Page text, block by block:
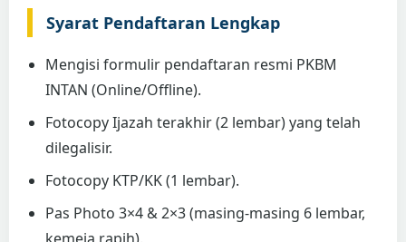
Syarat Pendaftaran Lengkap
Mengisi formulir pendaftaran resmi PKBM
INTAN (Online/Offline).
Fotocopy Ijazah terakhir (2 lembar) yang telah
dilegalisir.
Fotocopy KTP/KK (1 lembar).
Pas Photo 3×4 & 2×3 (masing-masing 6 lembar,